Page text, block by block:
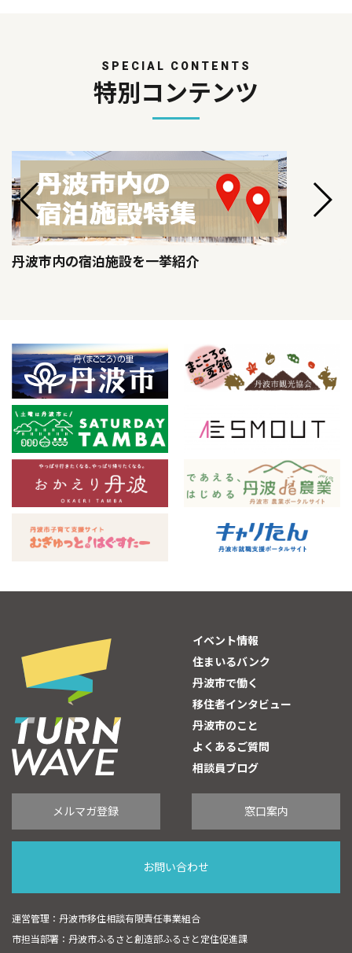
SPECIAL CONTENTS
特別コンテンツ
丹波市内の宿泊施設を一挙紹介
イベント情報
住まいるバンク
丹波市で働く
移住者インタビュー
丹波市のこと
よくあるご質問
相談員ブログ
メルマガ登録 窓口案内
お問い合わせ
運営管理：丹波市移住相談有限責任事業組合
市担当部署：丹波市ふるさと創造部ふるさと定住促進課